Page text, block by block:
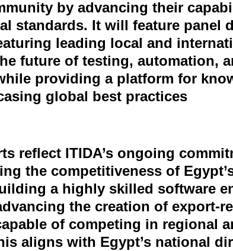
by advancing their
standards. It will feature panel
leading local and
future of testing, automation,
providing a platform for
global best practices
reflect ITIDA’s ongoing
the competitiveness of
a highly skilled software
the creation of export-
of competing in regional
aligns with Egypt’s national